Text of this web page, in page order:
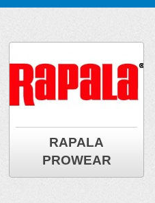
RAPALA
PROWEAR